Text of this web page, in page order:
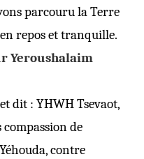
parcouru la Terre
repos et tranquille.
Yeroushalaim
dit : YHWH Tsevaot,
de
contre